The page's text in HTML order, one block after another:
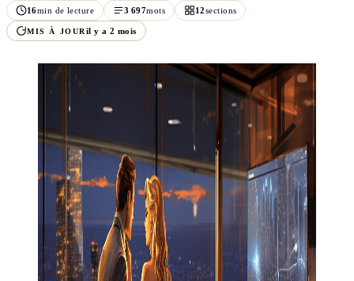
16min de lecture 3 697mots 12sections
MIS À JOURil y a 2 mois